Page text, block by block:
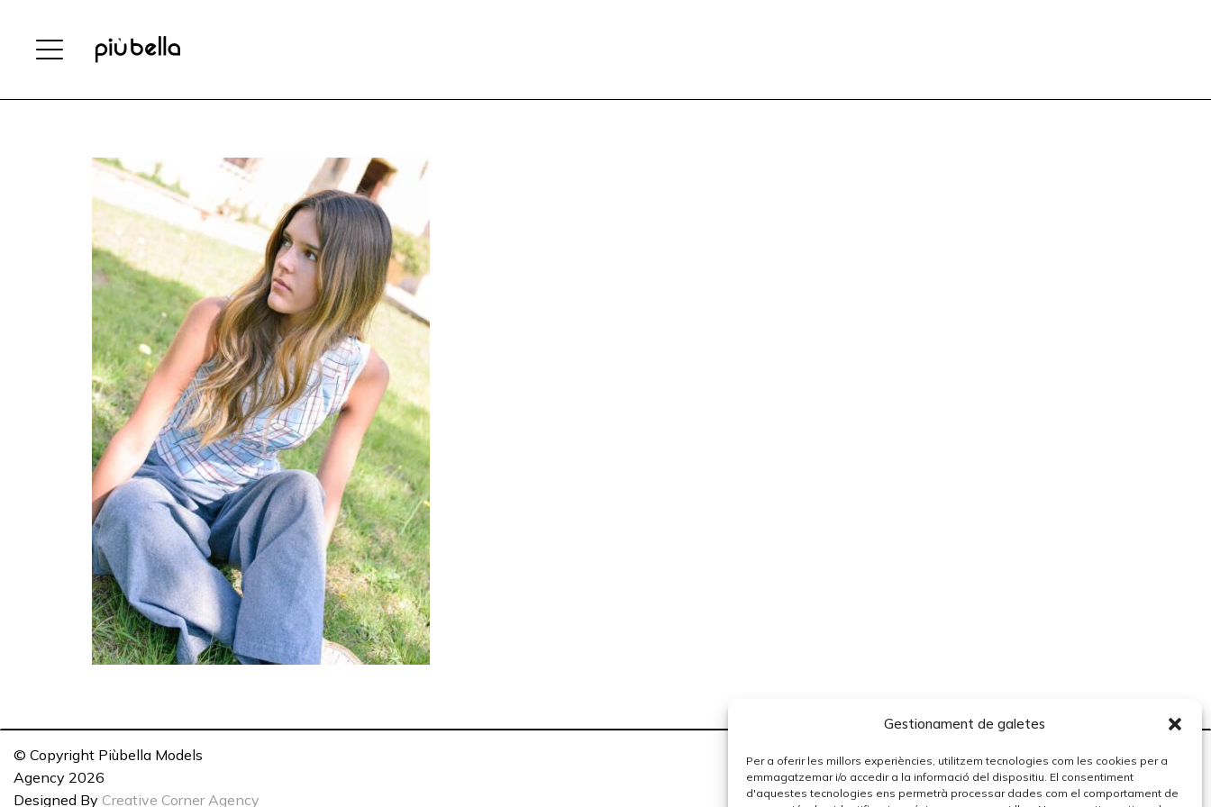
Gestionament de galetes
Per a oferir les millors experiències, utilitzem tecnologies com les cookies per a
emmagatzemar i/o accedir a la informació del dispositiu. El consentiment
d'aquestes tecnologies ens permetrà processar dades com el comportament de
© Copyright Piùbella Models
Agency 2026
Designed By Creative Corner Agency